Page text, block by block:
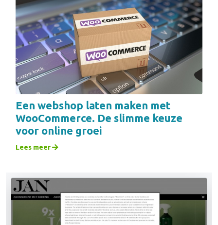
Een webshop laten maken met
WooCommerce. De slimme keuze
voor online groei
Lees meer